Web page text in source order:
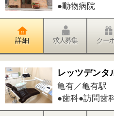
だんのうえ眼科 亀有院
亀有／亀有駅
●眼科●小児眼科
詳 細 求人募集 クーポン 地 図
びばなん子ども歯科
亀有／亀有駅
●小児歯科
詳 細 求人募集 クーポン 地 図